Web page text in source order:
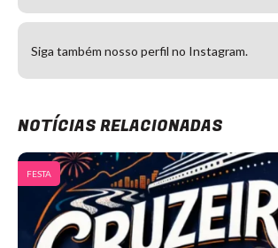
Siga também nosso perfil no Instagram.
NOTÍCIAS RELACIONADAS
FESTA